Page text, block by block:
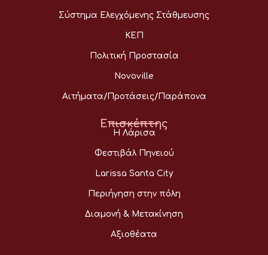
Σύστημα Ελεγχόμενης Στάθμευσης
ΚΕΠ
Πολιτική Προστασία
Novoville
Αιτήματα/Προτάσεις/Παράπονα
Επισκέπτης
Η Λάρισα
Φεστιβάλ Πηνειού
Larissa Santa City
Περιήγηση στην πόλη
Διαμονή & Μετακίνηση
Αξιοθέατα